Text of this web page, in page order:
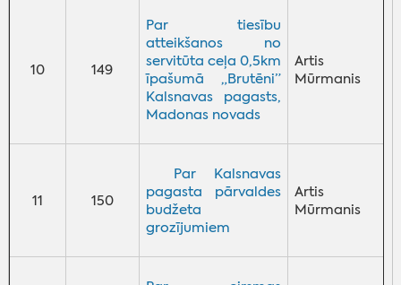
10 149
Par tiesību
atteikšanos no
servitūta ceļa 0,5km
īpašumā „Brutēni”
Kalsnavas pagasts,
Madonas novads
Artis
Mūrmanis
11 150
Par Kalsnavas
pagasta pārvaldes
budžeta
grozījumiem
Artis
Mūrmanis